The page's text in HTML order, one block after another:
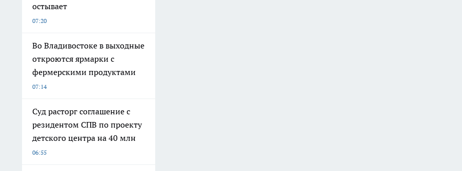
остывает
07:20
Во Владивостоке в выходные
откроются ярмарки с
фермерскими продуктами
07:14
Суд расторг соглашение с
резидентом СПВ по проекту
детского центра на 40 млн
06:55